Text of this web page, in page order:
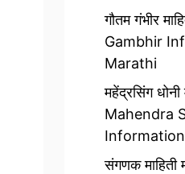
गौतम गंभीर
Gambhir
Marathi
महेंद्रसिंग धोनी
Mahendra
संगणक